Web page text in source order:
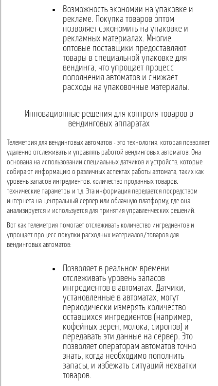
Возможность экономии на упаковке и
рекламе. Покупка товаров оптом
позволяет сэкономить на упаковке и
рекламных материалах. Многие
оптовые поставщики предоставляют
товары в специальной упаковке для
вендинга, что упрощает процесс
пополнения автоматов и снижает
расходы на упаковочные материалы.
Инновационные решения для контроля товаров в
вендинговых аппаратах
Телеметрия для вендинговых автоматов - это технология, которая позволяет
удаленно отслеживать и управлять работой вендинговых автоматов. Она
основана на использовании специальных датчиков и устройств, которые
собирают информацию о различных аспектах работы автомата, таких как
уровень запасов ингредиентов, количество проданных товаров,
технические параметры и т.д. Эта информация передается посредством
интернета на центральный сервер или облачную платформу, где она
анализируется и используется для принятия управленческих решений.
Вот как телеметрия помогает отслеживать количество ингредиентов и
упрощает процесс покупки расходных материалов/товаров для
вендинговых автоматов:
Позволяет в реальном времени
отслеживать уровень запасов
ингредиентов в автоматах. Датчики,
установленные в автоматах, могут
периодически измерять количество
оставшихся ингредиентов (например,
кофейных зерен, молока, сиропов) и
передавать эти данные на сервер. Это
позволяет операторам автоматов точно
знать, когда необходимо пополнить
запасы, и избежать ситуаций нехватки
товаров.